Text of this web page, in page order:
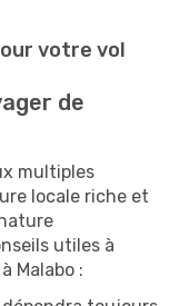
votre vol
de
multiples
locale riche et
utiles à
Malabo :